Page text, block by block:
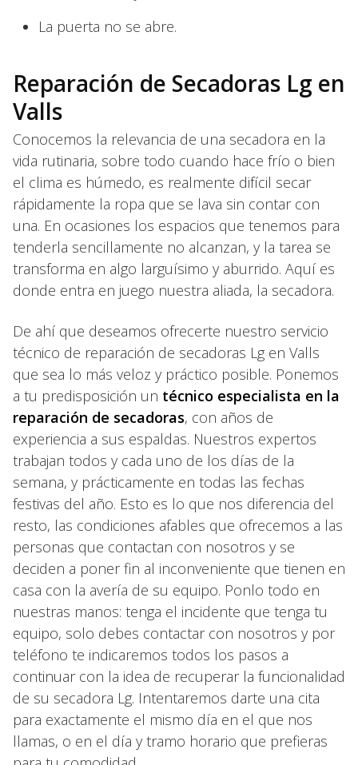
La puerta no se abre.
Reparación de Secadoras Lg en
Valls
Conocemos la relevancia de una secadora en la
vida rutinaria, sobre todo cuando hace frío o bien
el clima es húmedo, es realmente difícil secar
rápidamente la ropa que se lava sin contar con
una. En ocasiones los espacios que tenemos para
tenderla sencillamente no alcanzan, y la tarea se
transforma en algo larguísimo y aburrido. Aquí es
donde entra en juego nuestra aliada, la secadora.
De ahí que deseamos ofrecerte nuestro servicio
técnico de reparación de secadoras Lg en Valls
que sea lo más veloz y práctico posible. Ponemos
a tu predisposición un técnico especialista en la
reparación de secadoras, con años de
experiencia a sus espaldas. Nuestros expertos
trabajan todos y cada uno de los días de la
semana, y prácticamente en todas las fechas
festivas del año. Esto es lo que nos diferencia del
resto, las condiciones afables que ofrecemos a las
personas que contactan con nosotros y se
deciden a poner fin al inconveniente que tienen en
casa con la avería de su equipo. Ponlo todo en
nuestras manos: tenga el incidente que tenga tu
equipo, solo debes contactar con nosotros y por
teléfono te indicaremos todos los pasos a
continuar con la idea de recuperar la funcionalidad
de su secadora Lg. Intentaremos darte una cita
para exactamente el mismo día en el que nos
llamas, o en el día y tramo horario que prefieras